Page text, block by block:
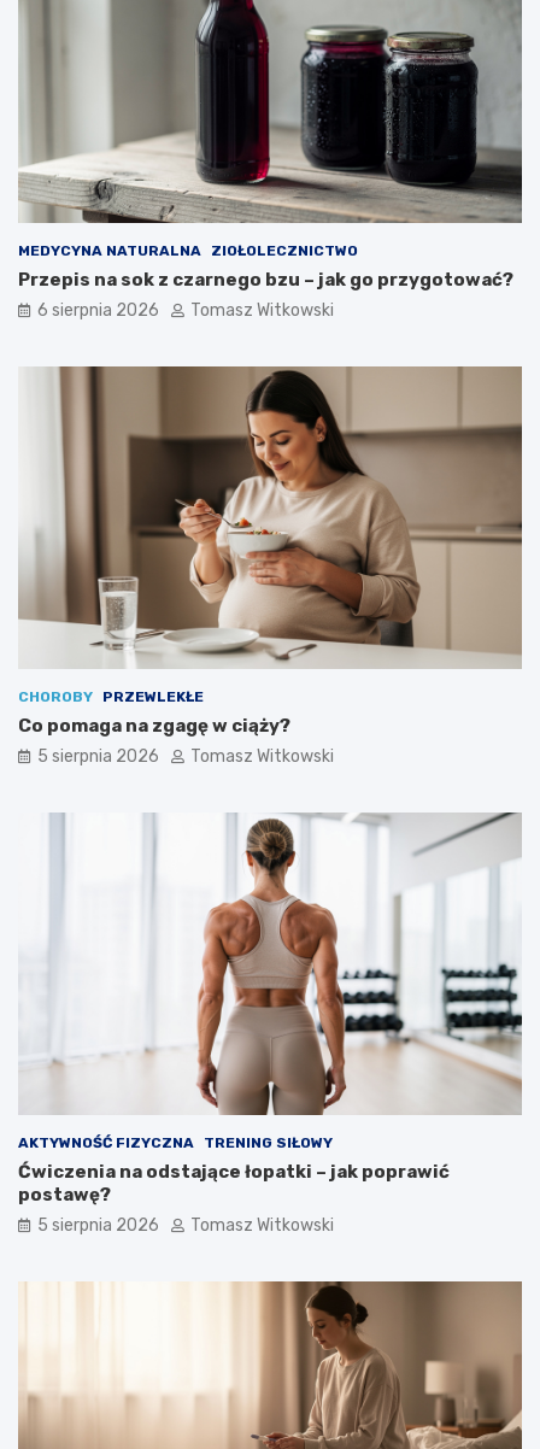
MEDYCYNA NATURALNA ZIOŁOLECZNICTWO
Przepis na sok z czarnego bzu – jak go przygotować?
6 sierpnia 2026 Tomasz Witkowski
CHOROBY PRZEWLEKŁE
Co pomaga na zgagę w ciąży?
5 sierpnia 2026 Tomasz Witkowski
AKTYWNOŚĆ FIZYCZNA TRENING SIŁOWY
Ćwiczenia na odstające łopatki – jak poprawić
postawę?
5 sierpnia 2026 Tomasz Witkowski